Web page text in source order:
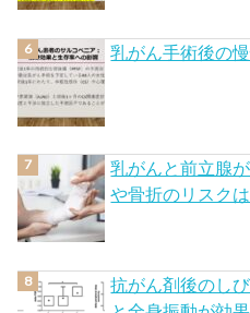
乳がん手術後の
乳がんと前立腺
や骨折のリスク
抗がん剤後のし